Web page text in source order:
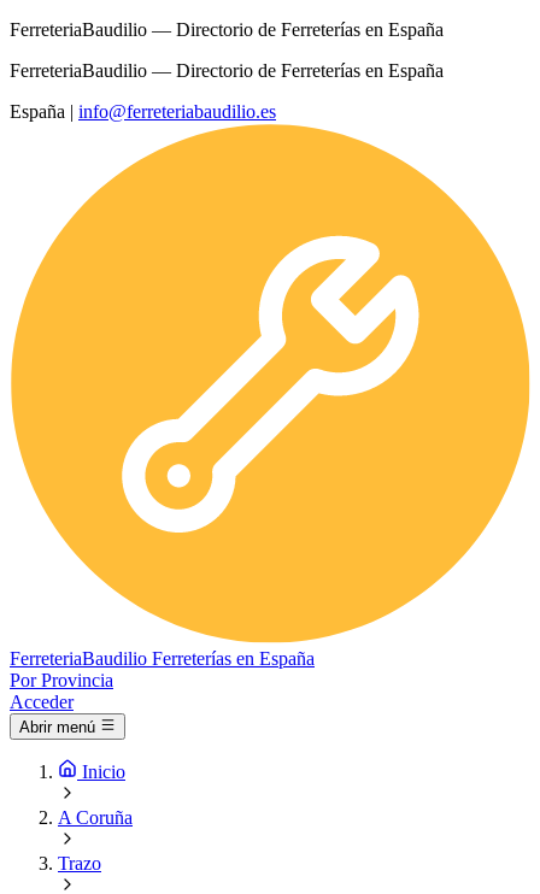
FerreteriaBaudilio — Directorio de Ferreterías en España
FerreteriaBaudilio — Directorio de Ferreterías en España
España | info@ferreteriabaudilio.es
FerreteriaBaudilio Ferreterías en España
Por Provincia
Acceder
Abrir menú
Inicio
A Coruña
Trazo